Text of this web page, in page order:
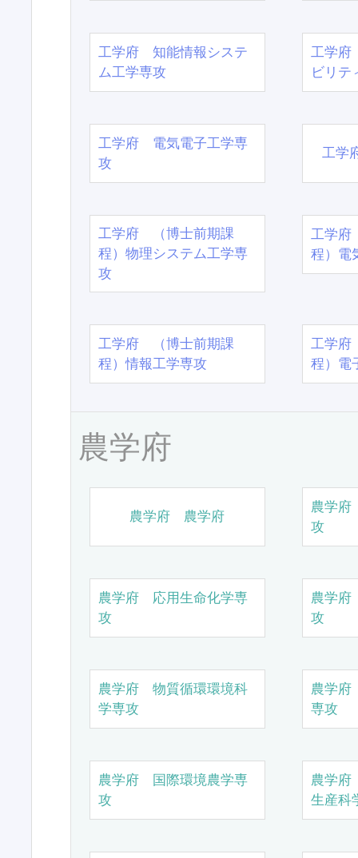
工学府 知能情報システ
ム工学専攻
工学府
ビリテ
工学府 電気電子工学専
攻
工学
工学府 （博士前期課
程）物理システム工学専
攻
工学
程）電
工学府 （博士前期課
程）情報工学専攻
工学
程）電
農学府
農学府 農学府
農学
攻
農学府 応用生命化学専
攻
農学
攻
農学府 物質循環環境科
学専攻
農学
専攻
農学府 国際環境農学専
攻
農学
生産科